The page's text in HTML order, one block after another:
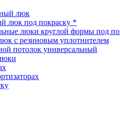
люк
люк под покраску *
люки круглой формы под
с резиновым уплотнителем
потолок универсальный